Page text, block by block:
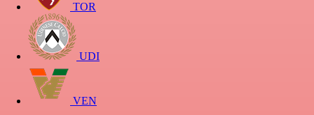
TOR
UDI
VEN